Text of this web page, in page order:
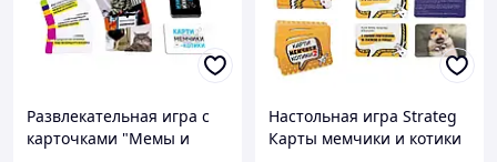
Развлекательная игра с
карточками "Мемы и
Настольная игра Strateg
Карты мемчики и котики